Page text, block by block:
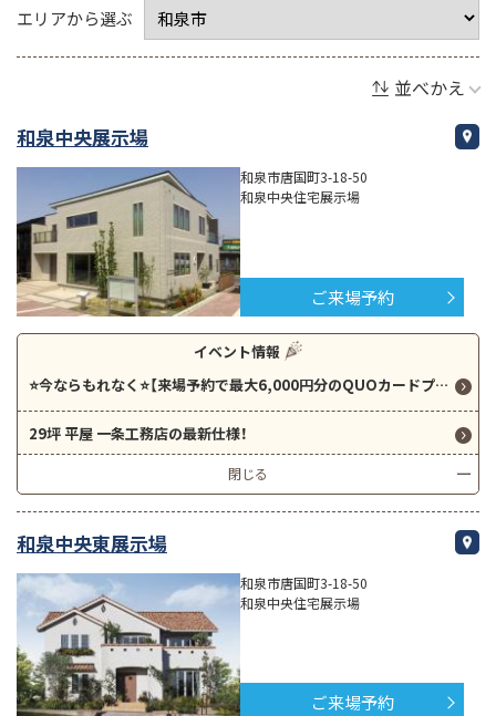
エリアから選ぶ
並べかえ
和泉中央展示場
和泉市唐国町3-18-50
和泉中央住宅展示場
ご来場予約
イベント情報
⭐今ならもれなく⭐【来場予約で最大6,000円分のQUOカードプレゼント！】 人気のGRAND SMARTとi-smart、i-cube ブリアールをご見学できます！
29坪 平屋 一条工務店の最新仕様！
閉じる
和泉中央東展示場
和泉市唐国町3-18-50
和泉中央住宅展示場
ご来場予約